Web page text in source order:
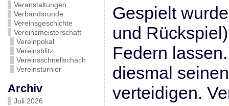
Veranstaltungen
Verbandsrunde
Vereinsgeschichte
Vereinsmeisterschaft
Vereinpokal
Vereinsblitz
Vereinsschnellschach
Vereinsturnier
Archiv
Juli 2026
Gespielt
und
Federn
diesmal
verteidigen.